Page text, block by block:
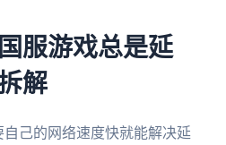
服游戏总是延
解
己的网络速度快就能解决延